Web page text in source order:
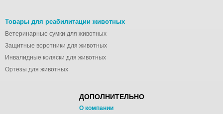
Товары для реабилитации животных
Ветеринарные сумки для животных
Защитные воротники для животных
Инвалидные коляски для животных
Ортезы для животных
ДОПОЛНИТЕЛЬНО
О компании